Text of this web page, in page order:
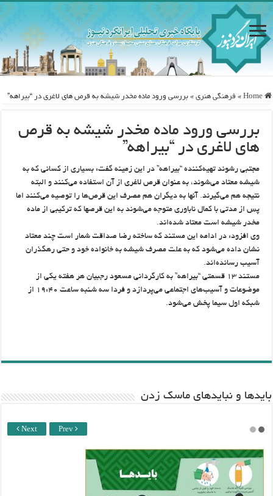
Home
» فرهنگی هنری » بررسی ورود ماده مخدر شیشه به قرص های لاغری در “بیراهه”
بررسی ورود ماده مخدر شیشه به قرص
های لاغری در “بیراهه”
مجتبی رشوند تهیه‌کننده “بیراهه” در این زمینه گفت: بسیاری از کسانی که به
شیشه معتاد می‌شوند، به عنوان قرص لاغری از آن استفاده می‌کنند و البته
نتیجه هم می‌گیرند. آنها به دیگران هم مصرف این قرص‌ها را توصیه می‌کنند اما
پس از مدتی با کمال ناباوری متوجه می‌شوند به این قرصها که ترکیبی از ماده
مخدر شیشه است معتاد شده‌اند.
وی افزود: در ادامه این مستند که ساخته رضا صداقت شمار است چند معتاد
نشان داده می‌شود که به علت مصرف شیشه به خانواده خود و حتی رهگذران
آسیب رسانده‌اند.
مستند ۱۳ قسمتی “بیراهه” به کارگردانی مسعود رجبیان هر هفته یکی از
موضوعات و آسیب‌های اجتماعی می‌پردازد و فردا سه شنبه ساعت ۱۹:۴۰ از
شبکه اول سیما پخش می‌شود.
باید‌ها و نبایدهای ماسک زدن
Next Prev